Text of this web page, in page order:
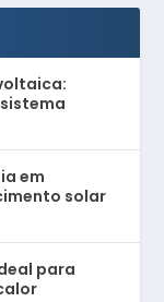
em
solar
para